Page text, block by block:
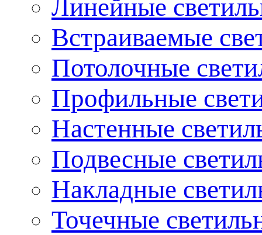
Линейные
Встраиваемые
Потолочные
Профильные
Настенные
Подвесные
Накладные
Точечные